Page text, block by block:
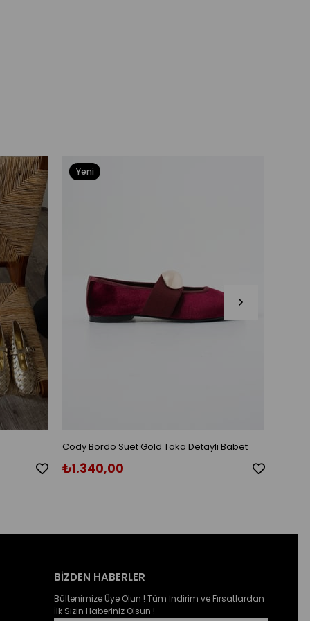
Cody Bordo Süet Gold Toka Detaylı Babet
₺1.340,00
Yeni
BİZDEN HABERLER
Bültenimize Üye Olun ! Tüm İndirim ve Fırsatlardan
İlk Sizin Haberiniz Olsun !